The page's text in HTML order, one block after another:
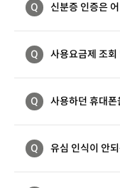
Q 신분증 인증은
Q 사용요금제 조
Q 사용하던 휴대
Q 유심 인식이 안